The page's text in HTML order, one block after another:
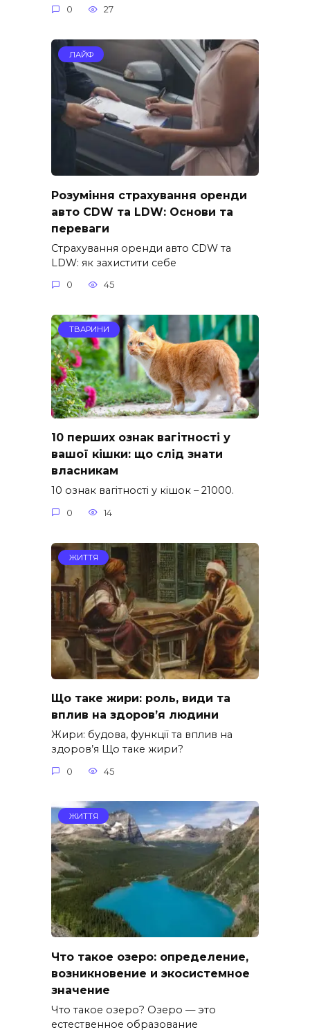
0 27
ЛАЙФ
Розуміння страхування оренди
авто CDW та LDW: Основи та
переваги
Страхування оренди авто CDW та
LDW: як захистити себе
0 45
ТВАРИНИ
10 перших ознак вагітності у
вашої кішки: що слід знати
власникам
10 ознак вагітності у кішок – 21000.
0 14
ЖИТТЯ
Що таке жири: роль, види та
вплив на здоров’я людини
Жири: будова, функції та вплив на
здоров’я Що таке жири?
0 45
ЖИТТЯ
Что такое озеро: определение,
возникновение и экосистемное
значение
Что такое озеро? Озеро — это
естественное образование